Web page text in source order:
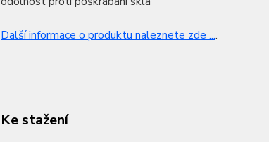
Další informace o produktu naleznete zde ....
Ke stažení